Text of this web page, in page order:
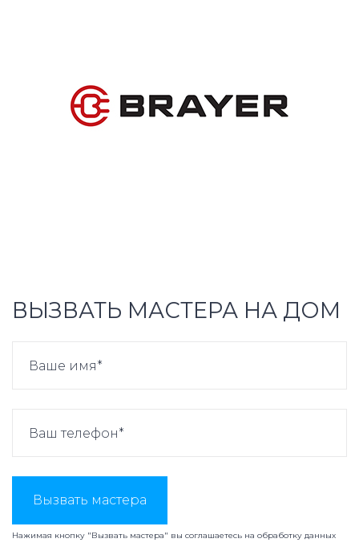
ВЫЗВАТЬ МАСТЕРА НА ДОМ
Вызвать мастера
Нажимая кнопку "Вызвать мастера" вы соглашаетесь на обработку данных